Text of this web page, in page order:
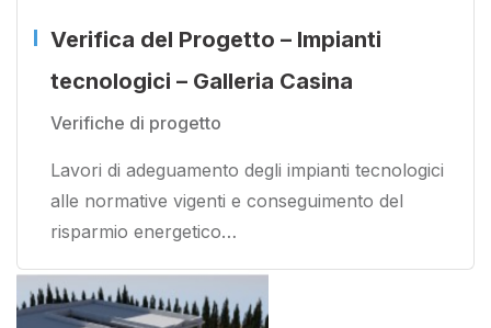
Verifica del Progetto – Impianti
tecnologici – Galleria Casina
Verifiche di progetto
Lavori di adeguamento degli impianti tecnologici
alle normative vigenti e conseguimento del
risparmio energetico…